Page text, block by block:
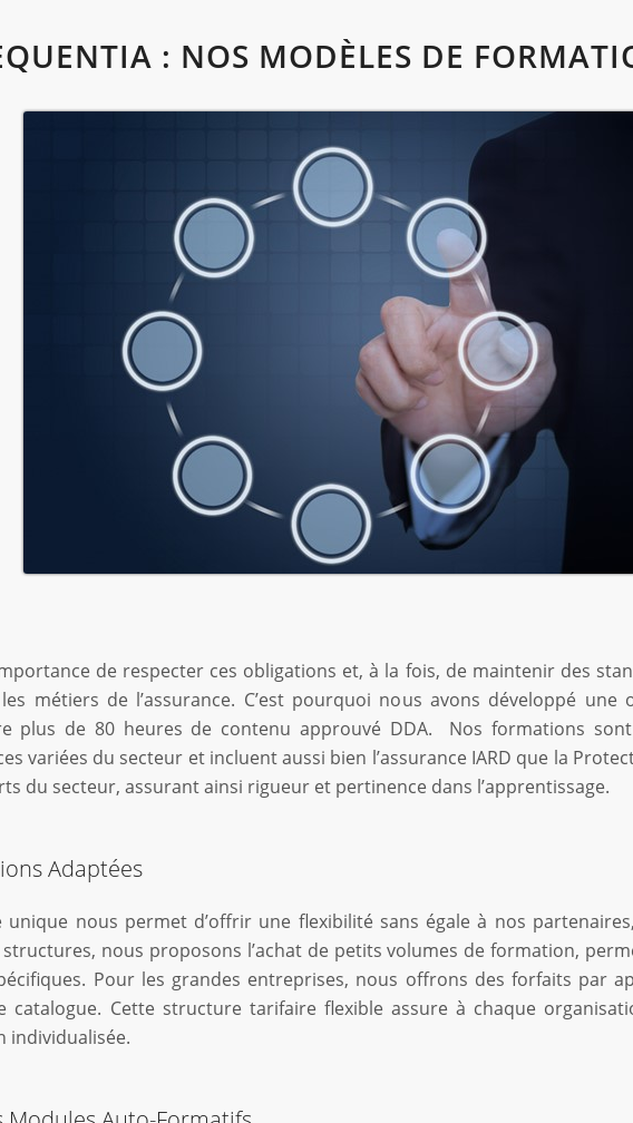
: NOS MODÈLES DE
de respecter ces obligations et, à la fois, de maintenir des
métiers de l’assurance. C’est pourquoi nous avons développé
plus de 80 heures de contenu approuvé DDA. Nos formations
variées du secteur et incluent aussi bien l’assurance IARD que la
du secteur, assurant ainsi rigueur et pertinence dans l’apprentissage.
Adaptées
unique nous permet d’offrir une flexibilité sans égale à nos
nous proposons l’achat de petits volumes de formation,
Pour les grandes entreprises, nous offrons des forfaits par
catalogue. Cette structure tarifaire flexible assure à chaque
individualisée.